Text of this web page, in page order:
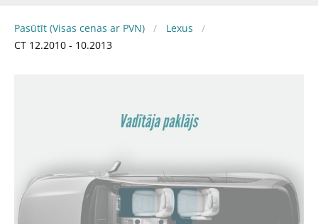
Pasūtīt (Visas cenas ar PVN)
Lexus
CT 12.2010 - 10.2013